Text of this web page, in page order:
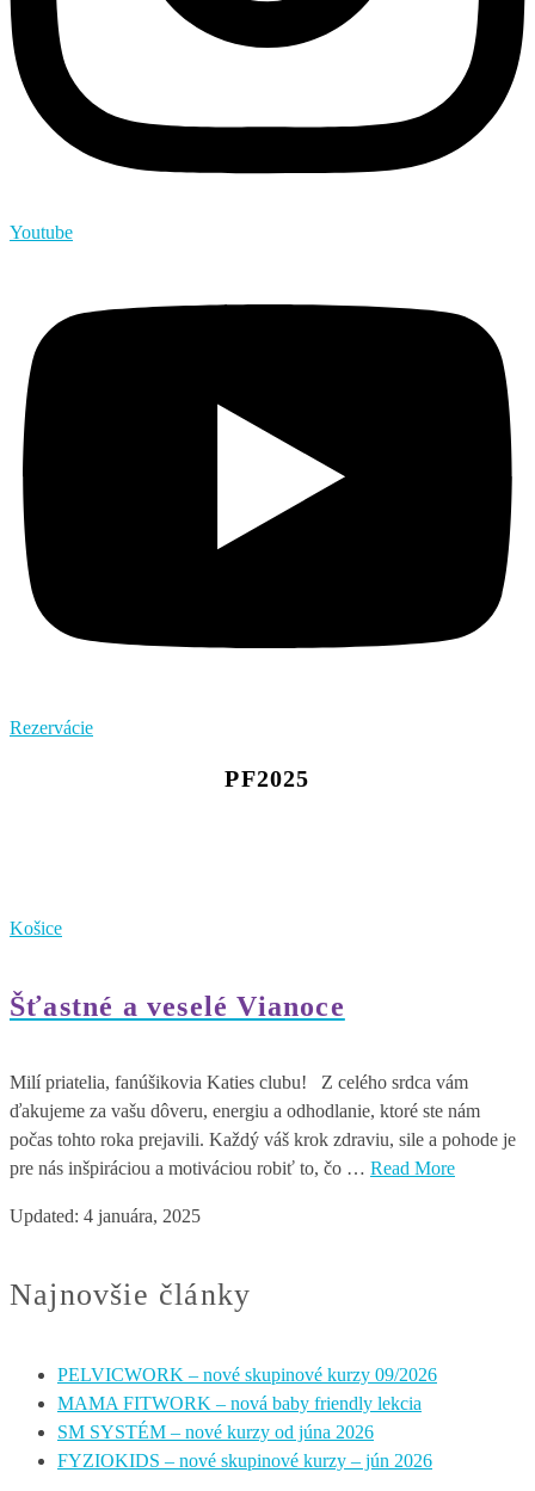
Youtube
Rezervácie
PF2025
Košice
Šťastné a veselé Vianoce
Milí priatelia, fanúšikovia Katies clubu! Z celého srdca vám
ďakujeme za vašu dôveru, energiu a odhodlanie, ktoré ste nám
počas tohto roka prejavili. Každý váš krok zdraviu, sile a pohode je
pre nás inšpiráciou a motiváciou robiť to, čo … Read More
Updated: 4 januára, 2025
Najnovšie články
PELVICWORK – nové skupinové kurzy 09/2026
MAMA FITWORK – nová baby friendly lekcia
SM SYSTÉM – nové kurzy od júna 2026
FYZIOKIDS – nové skupinové kurzy – jún 2026